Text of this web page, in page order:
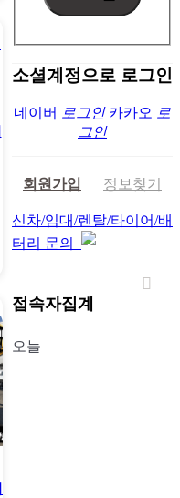
소셜계정으로 로그인
네이버 로그인 카카오 로
그인
회원가입 정보찾기
신차/임대/렌탈/타이어/배
터리 문의
접속자집계
오늘